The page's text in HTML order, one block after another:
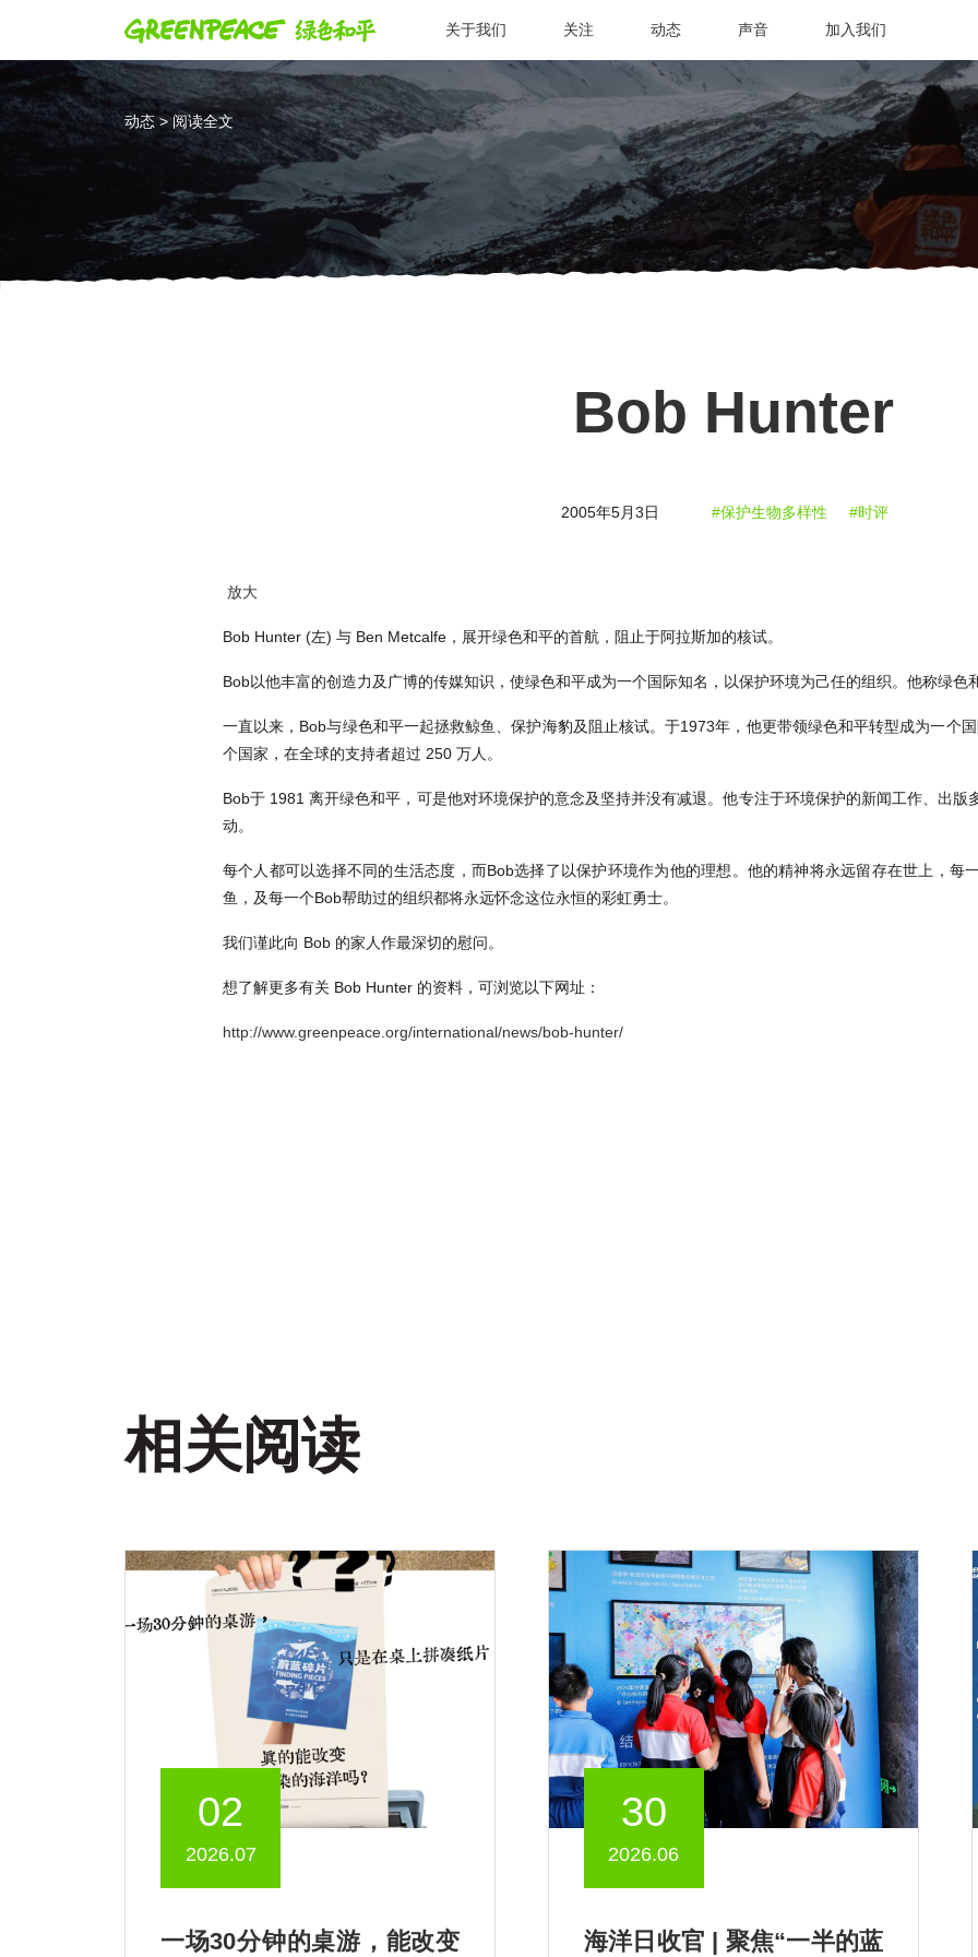
关于我们 关注 动态 声音 加入我们
动态 > 阅读全文
Bob Hunter
2005年5月3日 #保护生物多样性 #时评
放大
Bob Hunter (左) 与 Ben Metcalfe，展开绿色和平的首航，阻止于阿拉斯加的核试。
Bob以他丰富的创造力及广博的传媒知识，使绿色和平成为一个国际知名，以保护环境为己任的组织。他称绿色
一直以来，Bob与绿色和平一起拯救鲸鱼、保护海豹及阻止核试。于1973年，他更带领绿色和平转型成为一个
个国家，在全球的支持者超过 250 万人。
Bob于 1981 离开绿色和平，可是他对环境保护的意念及坚持并没有减退。他专注于环境保护的新闻工作、出版
动。
每个人都可以选择不同的生活态度，而Bob选择了以保护环境作为他的理想。他的精神将永远留存在世上，每
鱼，及每一个Bob帮助过的组织都将永远怀念这位永恒的彩虹勇士。
我们谨此向 Bob 的家人作最深切的慰问。
想了解更多有关 Bob Hunter 的资料，可浏览以下网址：
http://www.greenpeace.org/international/news/bob-hunter/
相关阅读
02
2026.07
一场30分钟的桌游，能改变
30
2026.06
海洋日收官 | 聚焦“一半的蓝